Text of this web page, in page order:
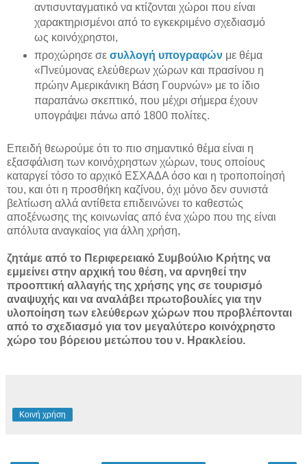
αντισυνταγματικό να κτίζονται χώροι που είναι
χαρακτηρισμένοι από το εγκεκριμένο σχεδιασμό
ως κοινόχρηστοι,
προχώρησε σε συλλογή υπογραφώνμε θέμα
«Πνεύμονας ελεύθερων χώρων και πρασίνου η
πρώην Αμερικάνικη Βάση Γουρνών» με το ίδιο
παραπάνω σκεπτικό, που μέχρι σήμερα έχουν
υπογράψει πάνω από 1800 πολίτες.
Επειδή θεωρούμε ότι το πιο σημαντικό θέμα είναι η
εξασφάλιση των κοινόχρηστων χώρων, τους οποίους
καταργεί τόσο το αρχικό ΕΣΧΑΔΑ όσο και η τροποποίησή
του, και ότι η προσθήκη καζίνου, όχι μόνο δεν συνιστά
βελτίωση αλλά αντίθετα επιδεινώνει το καθεστώς
αποξένωσης της κοινωνίας από ένα χώρο που της είναι
απόλυτα αναγκαίος για άλλη χρήση,
ζητάμε από το Περιφερειακό Συμβούλιο Κρήτης να
εμμείνει στην αρχική του θέση, να αρνηθεί την
προοπτική αλλαγής της χρήσης γης σε τουρισμό
αναψυχής και να αναλάβει πρωτοβουλίες για την
υλοποίηση των ελεύθερων χώρων που προβλέπονται
από το σχεδιασμό για τον μεγαλύτερο κοινόχρηστο
χώρο του βόρειου μετώπου του ν. Ηρακλείου.
Κοινή χρήση